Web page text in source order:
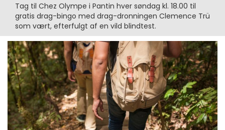
Tag til Chez Olympe i Pantin hver søndag kl. 18.00 til
gratis drag-bingo med drag-dronningen Clemence Trü
som vært, efterfulgt af en vild blindtest.